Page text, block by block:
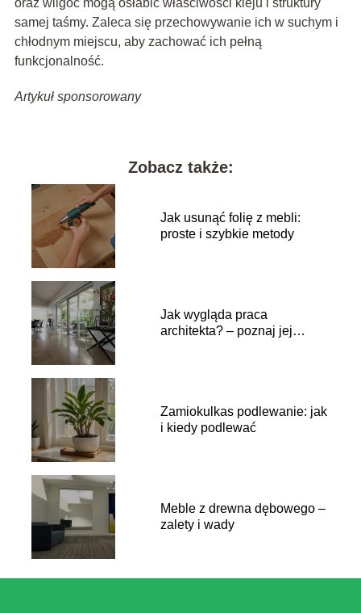
oraz wilgoć mogą osłabić właściwości kleju i struktury
samej taśmy. Zaleca się przechowywanie ich w suchym i
chłodnym miejscu, aby zachować ich pełną
funkcjonalność.
Artykuł sponsorowany
Zobacz także:
Jak usunąć folię z mebli:
proste i szybkie metody
Jak wygląda praca
architekta? – poznaj jej
Zamiokulkas podlewanie: jak
i kiedy podlewać
Meble z drewna dębowego –
zalety i wady